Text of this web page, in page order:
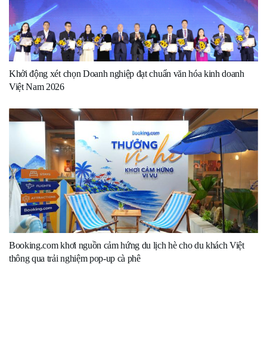
Khởi động xét chọn Doanh nghiệp đạt chuẩn văn hóa kinh doanh
Việt Nam 2026
Booking.com khơi nguồn cảm hứng du lịch hè cho du khách Việt
thông qua trải nghiệm pop-up cà phê